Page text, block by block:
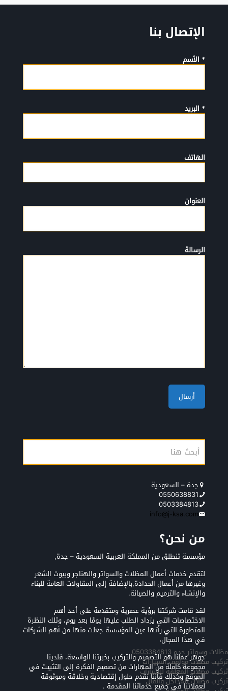
الإتصال بنا
* الأسم
* البريد
الهاتف
العنوان
الرسالة
جدة – السعودية
0550638831
0503384813
info@j-ksa.com
من نحن؟
مؤسسة تنطلق من المملكة العربية السعودية – جدة,
لتقدم خدمات أعمال المظلات والسواتر والهناجر وبيوت الشعر
وغيرها من أعمال الحدادة,بالإضافة إلى المقاولات العامة للبناء
والإنشاء والترميم والصيانة.
لقد قامت شركتنا برؤية عصرية ومتقدمة على أحد أهم
الاختصاصات التي يزداد الطلب عليها يومًا بعد يوم، وتلك النظرة
المتطورة التي رأتها عين المؤسسة جعلت منها من أهم الشركات
في هذا المجال،
جوهر عملنا هو التصميم والتركيب بخبرتنا الواسعة، فلدينا
مجموعة كاملة من المهارات من تصميم الفكرة إلى التثبيت في
الموقع وكذلك فأننا نقدم حلول إقتصادية وخلاقة وموثوقة
لعملائنا في جميع خدماتنا المقدمة .
مظلات وسواتر جده 0503384813
تركيب مظلات مواقف السيارات
تركيب مظلات المعلقه للسيارات
تركيب مظلات المداخل والفلل